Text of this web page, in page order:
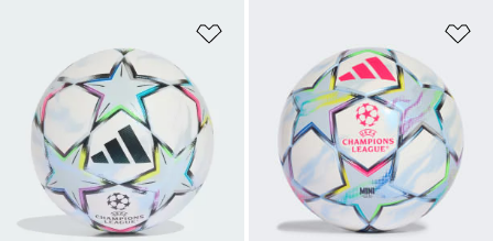
Ajouter à la Liste de produits